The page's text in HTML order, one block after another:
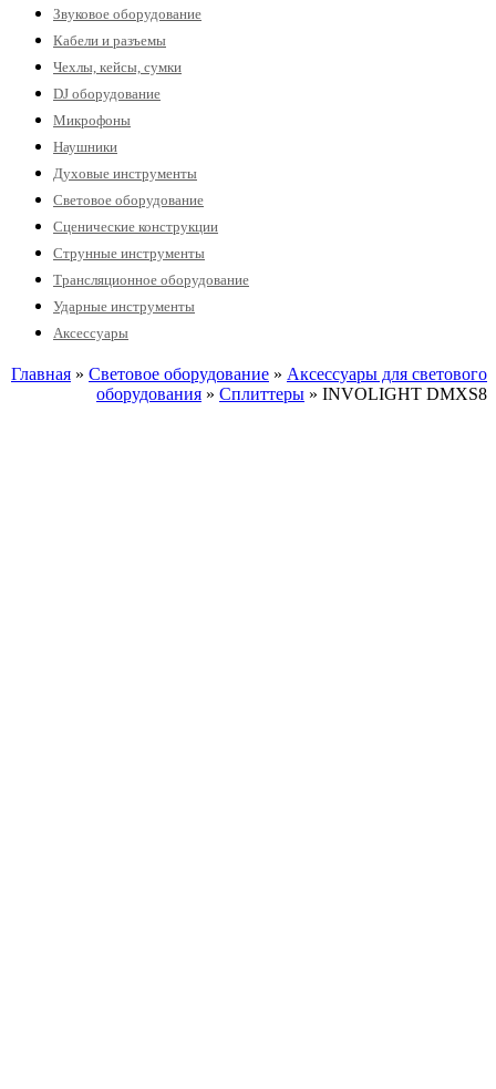
Звуковое оборудование
Кабели и разъемы
Чехлы, кейсы, сумки
DJ оборудование
Микрофоны
Наушники
Духовые инструменты
Световое оборудование
Сценические конструкции
Струнные инструменты
Трансляционное оборудование
Ударные инструменты
Аксессуары
Главная » Световое оборудование » Аксессуары для светового
оборудования » Сплиттеры » INVOLIGHT DMXS8